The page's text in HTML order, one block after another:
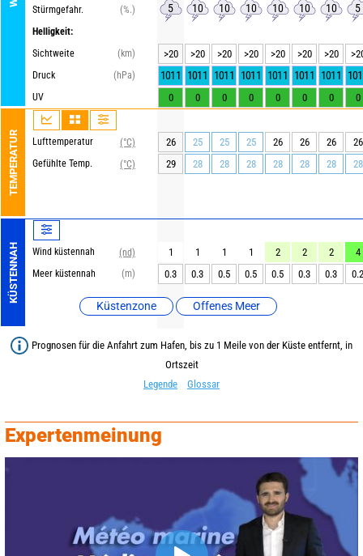
Stürmgefahr.
(%.)
Helligkeit:
Sichtweite
(km)
Druck
(hPa)
UV
TEMPERATUR Lufttemperatur
(°C)
Gefühlte Temp.
(°C)
KÜSTENNAH Wind küstennah
(nd)
Meer küstennah
(m)
Küstenzone Offenes Meer
5 10 10 10 10 10 10 5
>20 >20 >20 >20 >20 >20 >20
1011 1011 1011 1011 1011 1011 1011
0 0 0 0 0 0 0 0
26 25 25 25 26 26 26
26
29
28 28 28 28 28 28 28
1 1 1 1 2 2 2
4
0.3
0.3 0.5 0.5 0.5 0.3 0.3 0.2
Prognosen für die Anfahrt zum Hafen, bis zu 1 Meile von der Küste entfernt, in
Ortszeit
Legende
Glossar
Expertenmeinung